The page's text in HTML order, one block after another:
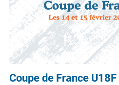
Coupe de France